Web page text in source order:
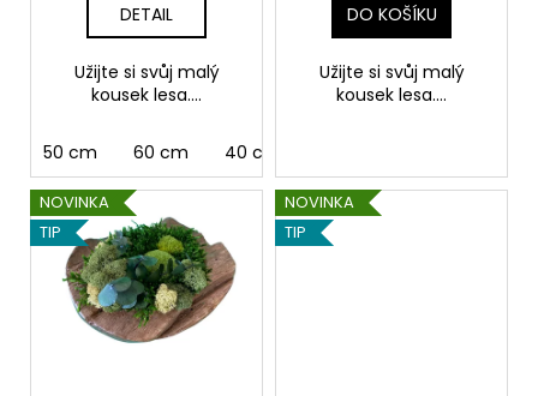
DETAIL
Užijte si svůj malý
kousek lesa....
50 cm 60 cm 40 cm
DO KOŠÍKU
Užijte si svůj malý
kousek lesa....
NOVINKA
TIP
NOVINKA
TIP